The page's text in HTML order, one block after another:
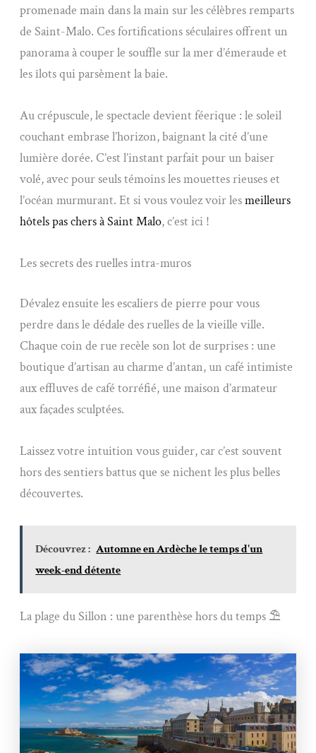
promenade main dans la main sur les célèbres remparts
de Saint-Malo. Ces fortifications séculaires offrent un
panorama à couper le souffle sur la mer d’émeraude et
les îlots qui parsèment la baie.
Au crépuscule, le spectacle devient féerique : le soleil
couchant embrase l’horizon, baignant la cité d’une
lumière dorée. C’est l’instant parfait pour un baiser
volé, avec pour seuls témoins les mouettes rieuses et
l’océan murmurant. Et si vous voulez voir lesmeilleurs
hôtels pas chers à Saint Malo, c’est ici !
Les secrets des ruelles intra-muros
Dévalez ensuite les escaliers de pierre pour vous
perdre dans le dédale des ruelles de la vieille ville.
Chaque coin de rue recèle son lot de surprises : une
boutique d’artisan au charme d’antan, un café intimiste
aux effluves de café torréfié, une maison d’armateur
aux façades sculptées.
Laissez votre intuition vous guider, car c’est souvent
hors des sentiers battus que se nichent les plus belles
découvertes.
Découvrez : Automne en Ardèche le temps d'un
week-end détente
La plage du Sillon : une parenthèse hors du temps ⛱️